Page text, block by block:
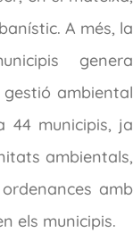
A més, la
genera
ambiental
44 municipis, ja
ambientals,
amb
els municipis.